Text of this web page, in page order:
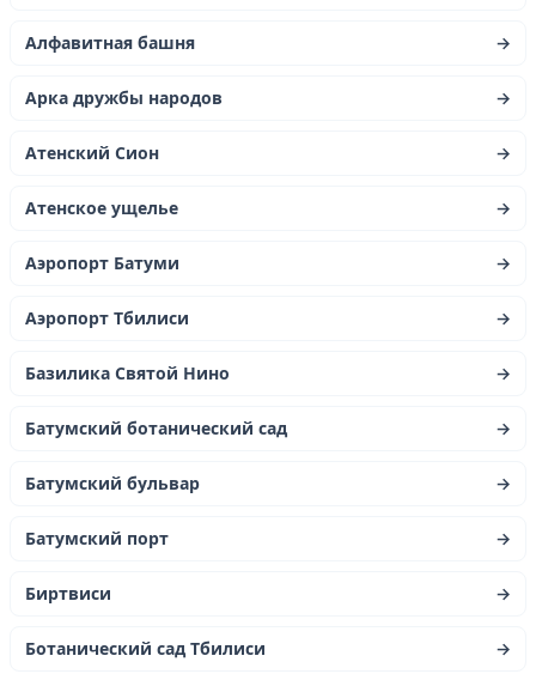
Алфавитная башня →
Арка дружбы народов →
Атенский Сион →
Атенское ущелье →
Аэропорт Батуми →
Аэропорт Тбилиси →
Базилика Святой Нино →
Батумский ботанический сад →
Батумский бульвар →
Батумский порт →
Биртвиси →
Ботанический сад Тбилиси →